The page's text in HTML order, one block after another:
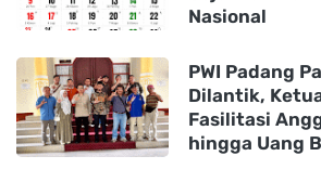
Nasional
PWI Padang
Dilantik,
Fasilitasi
hingga Uang